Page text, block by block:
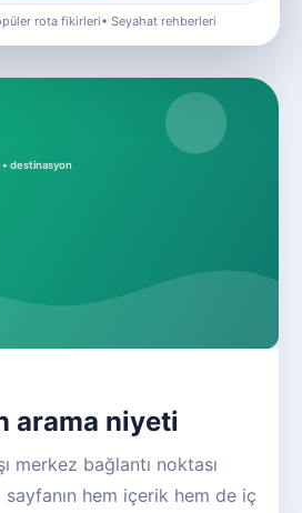
rota fikirleri• Seyahat rehberleri
arama niyeti
merkez bağlantı noktası
sayfanın hem içerik hem de iç